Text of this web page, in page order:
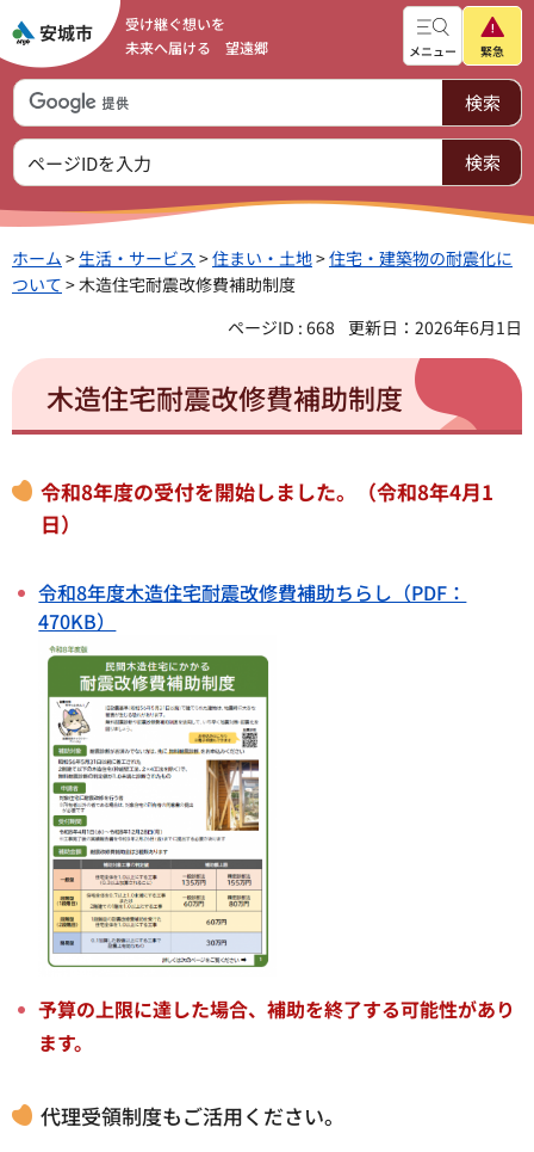
受け継ぐ想いを
未来へ届ける 望遠郷
メニュー 緊急
ホーム > 生活・サービス >住まい・土地>住宅・建築物の耐震化に
ついて > 木造住宅耐震改修費補助制度
ページID : 668
更新日：2026年6月1日
木造住宅耐震改修費補助制度
令和8年度の受付を開始しました。（令和8年4月1
日）
令和8年度木造住宅耐震改修費補助ちらし（PDF：
470KB）
予算の上限に達した場合、補助を終了する可能性があり
ます。
代理受領制度もご活用ください。